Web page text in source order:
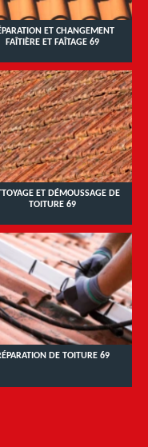
ET CHANGEMENT
FAÎTIÈRE ET FAÎTAGE 69
ET DÉMOUSSAGE DE
TOITURE 69
DE TOITURE 69